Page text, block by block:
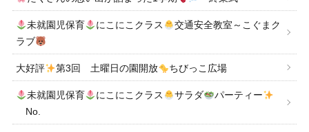
未就園児保育 にこにこクラス
交通安全教室～こぐまク
ラブ
大好評 第3回 土曜日の園開放 ちびっこ広場
未就園児保育 にこにこクラス サラダ
パーティー
No.